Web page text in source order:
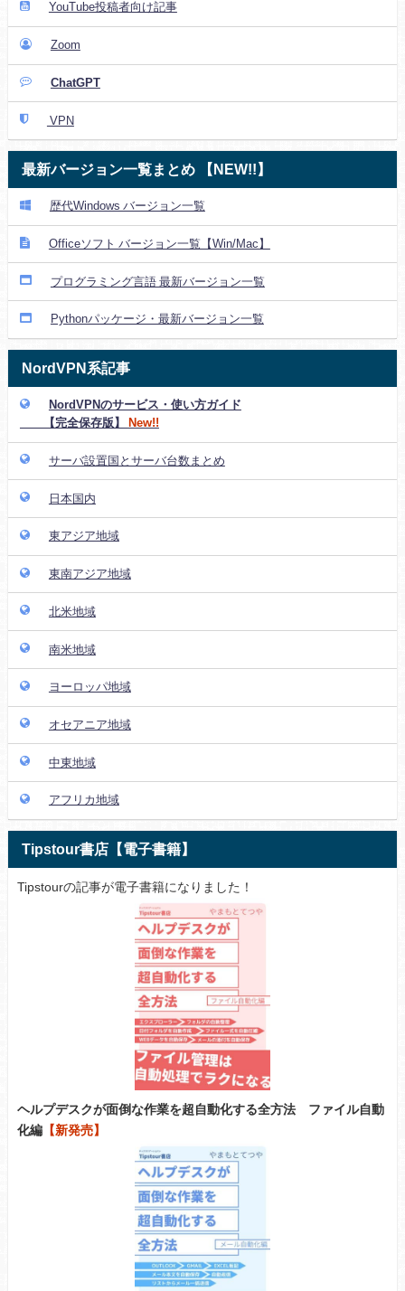
YouTube投稿者向け記事
Zoom
ChatGPT
VPN
最新バージョン一覧まとめ 【NEW!!】
歴代Windows バージョン一覧
Officeソフト バージョン一覧【Win/Mac】
プログラミング言語 最新バージョン一覧
Pythonパッケージ・最新バージョン一覧
NordVPN系記事
NordVPNのサービス・使い方ガイド
【完全保存版】
New!!
サーバ設置国とサーバ台数まとめ
日本国内
東アジア地域
東南アジア地域
北米地域
南米地域
ヨーロッパ地域
オセアニア地域
中東地域
アフリカ地域
Tipstour書店【電子書籍】
Tipstourの記事が電子書籍になりました！
ヘルプデスクが面倒な作業を超自動化する全方法 ファイル自動
化編 【新発売】